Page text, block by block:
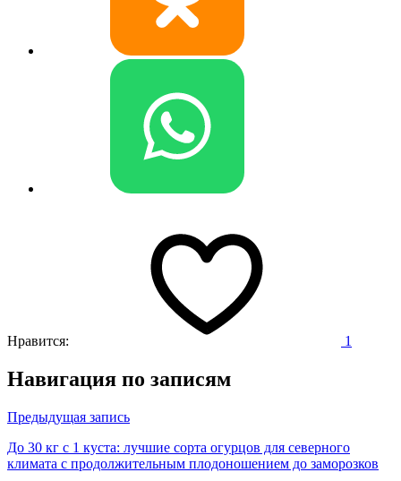
Нравится: 1
Навигация по записям
Предыдущая запись
До 30 кг с 1 куста: лучшие сорта огурцов для северного
климата с продолжительным плодоношением до заморозков